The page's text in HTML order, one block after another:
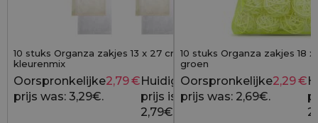
10 stuks Organza zakjes 13 x 27 cm -
kleurenmix
3,29 €
Oorspronkelijke
prijs was: 3,29€.
2,79€ Huidige
prijs is:
2,79€.
10 stuks Organza zakjes 18
groen
Oorspronkelijke
prijs was: 2,69€.
2,29€